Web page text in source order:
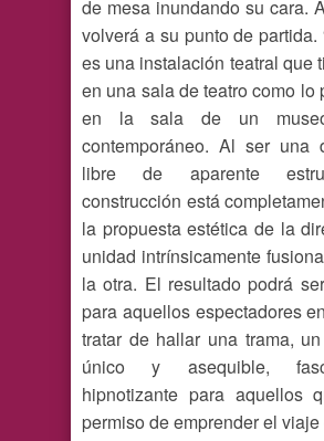
de mesa inundando su cara.
volverá a su punto de partida.
es una instalación teatral que
en una sala de teatro como lo
en la sala de un
contemporáneo. Al ser una
libre de aparente
construcción está
la propuesta estética de la
unidad intrínsicamente
la otra. El resultado podrá
para aquellos espectadores
tratar de hallar una trama,
único y asequible,
hipnotizante para aquellos
permiso de emprender el